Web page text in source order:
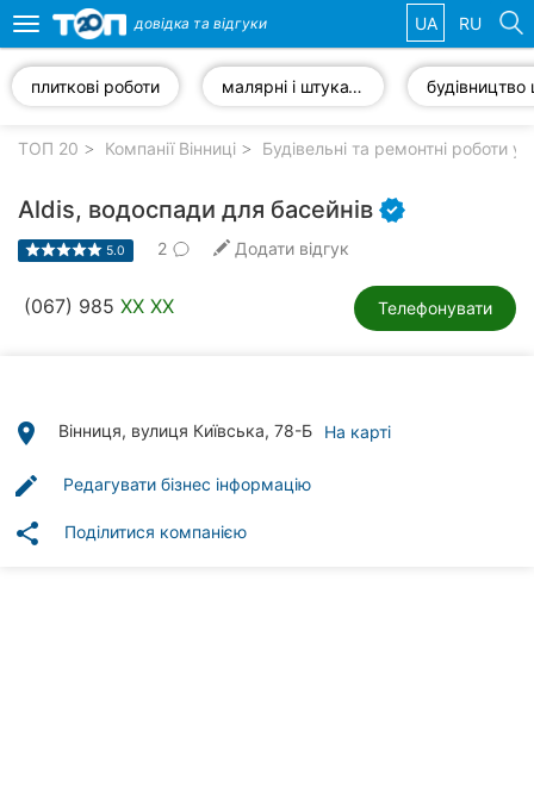
компанії
клініки
Автошколи
Toggle
navigation
довідка та відгуки UA RU
плиткові роботи малярні і штукатурні роботи
ТОП 20 Компанії Вінниці Будівельні та ремонтні роботи у
Aldis, водоспади для басейнів
5.0 2 Додати відгук
(067) 985 XX XX Телефонувати
place Вінниця, вулиця Київська, 78-Б На карті
edit Редагувати бізнес інформацію
share Поділитися компанією